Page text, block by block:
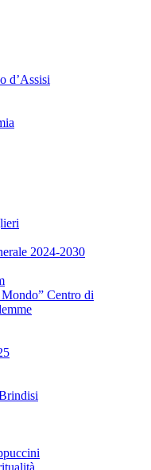
d’Assisi
2024-2030
Centro di